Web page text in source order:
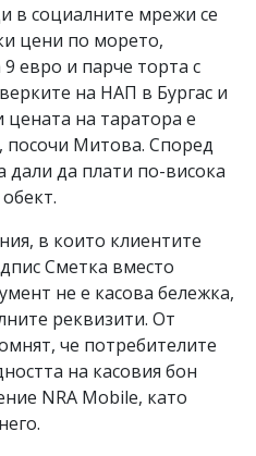
в социалните мрежи се
цени по морето,
евро и парче торта с
на НАП в Бургас и
на таратора е
посочи Митова. Според
дали да плати по-висока
в които клиентите
Сметка вместо
не е касова бележка,
реквизити. От
че потребителите
на касовия бон
NRA Mobile, като